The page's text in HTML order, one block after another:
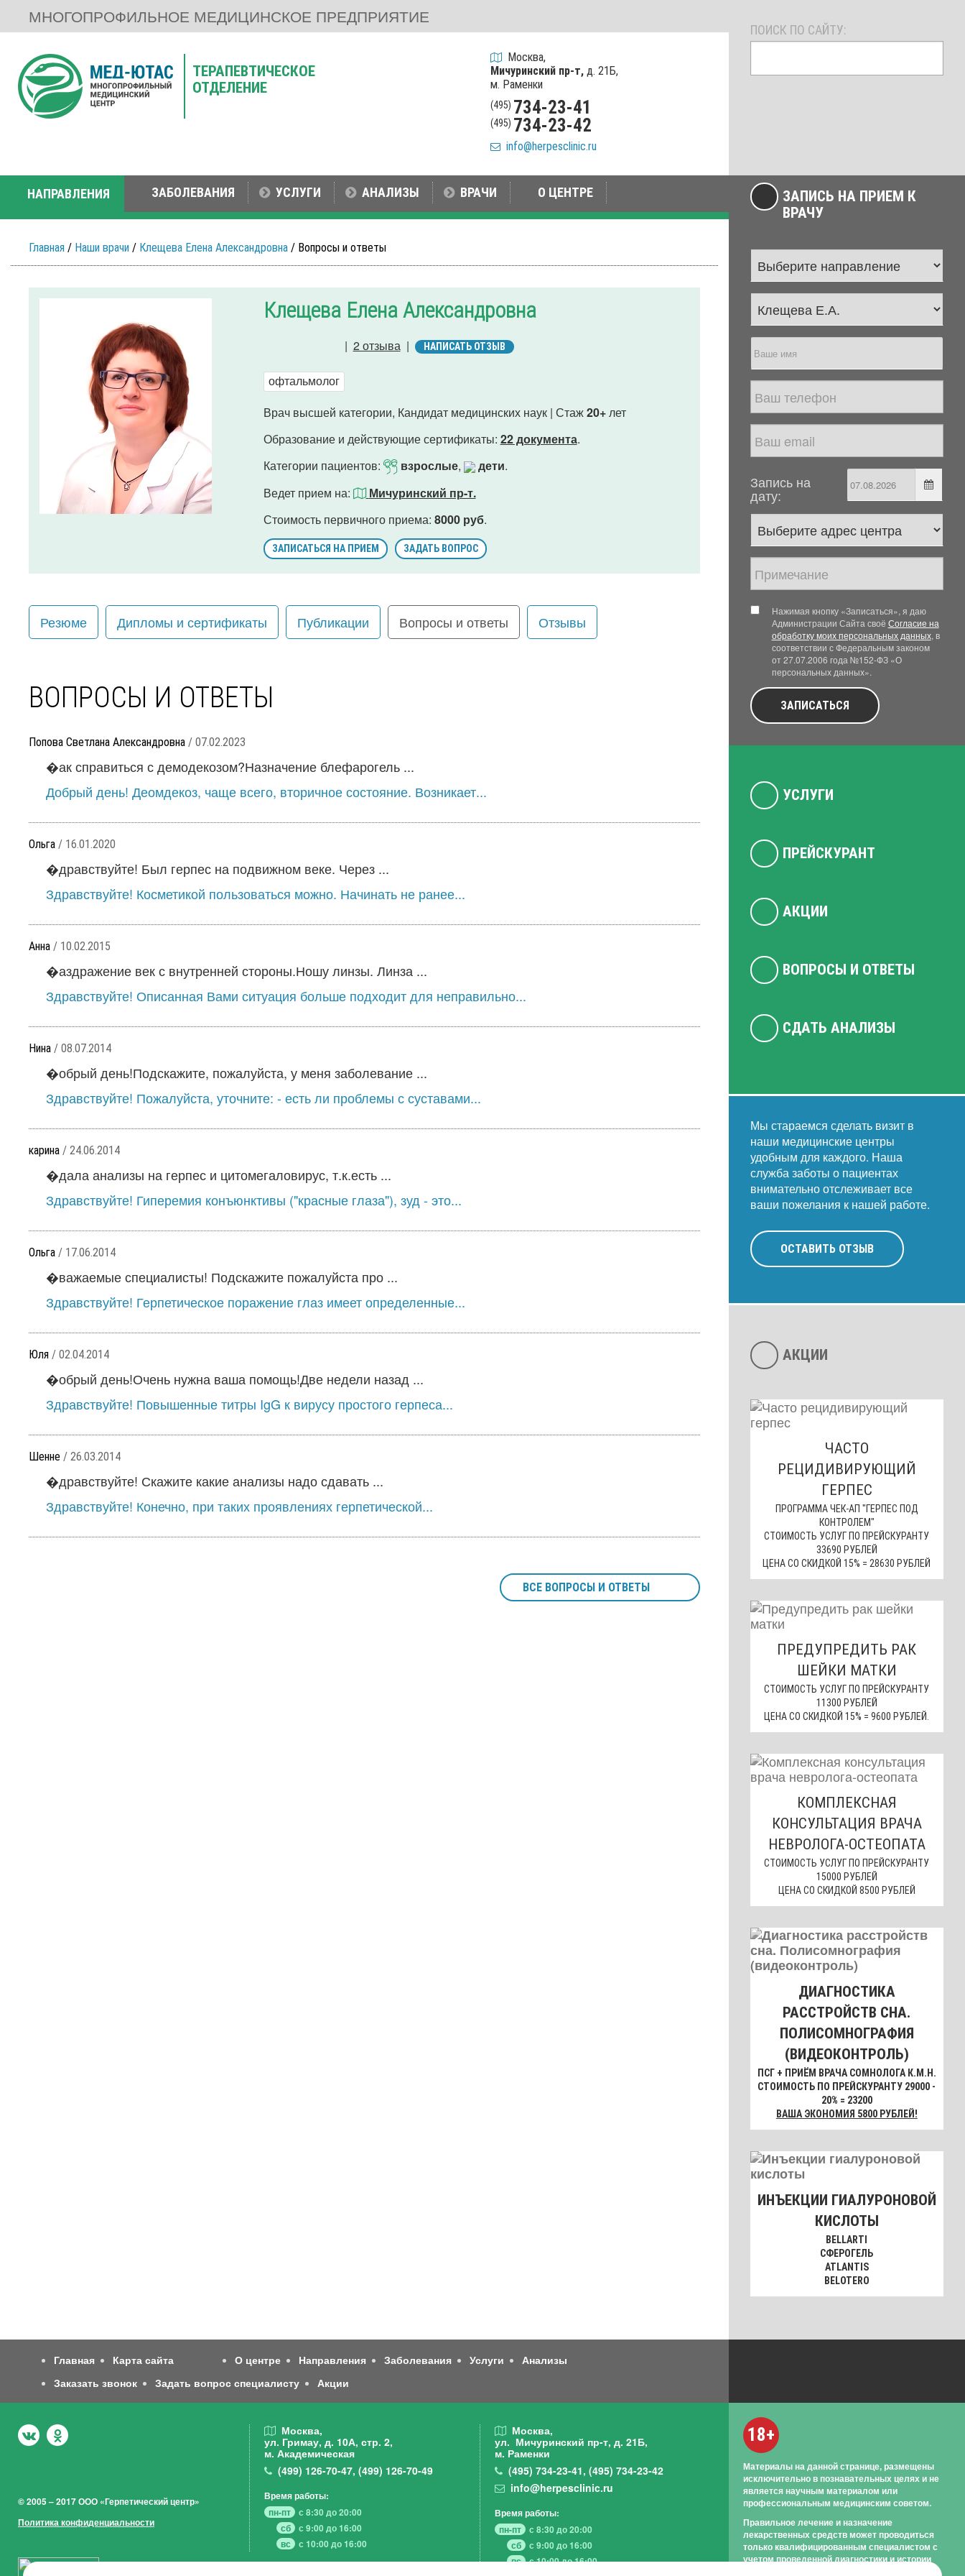
МНОГОПРОФИЛЬНОЕ МЕДИЦИНСКОЕ ПРЕДПРИЯТИЕ
ТЕРАПЕВТИЧЕСКОЕ
ОТДЕЛЕНИЕ
Москва,
Мичуринский пр-т, д. 21Б,
м. Раменки
(495) 734-23-41
(495) 734-23-42
info@herpesclinic.ru
ПОИСК ПО САЙТУ:
НАПРАВЛЕНИЯ ЗАБОЛЕВАНИЯ УСЛУГИ АНАЛИЗЫ ВРАЧИ О ЦЕНТРЕ
Главная / Наши врачи / Клещева Елена Александровна / Вопросы и ответы
Клещева Елена Александровна
| 2 отзыва| НАПИСАТЬ ОТЗЫВ
офтальмолог
Врач высшей категории, Кандидат медицинских наук | Стаж20+лет
Образование и действующие сертификаты: 22 документа.
Категории пациентов:
взрослые, дети.
Ведет прием на:
Мичуринский пр-т.
Стоимость первичного приема: 8000 руб.
ЗАПИСАТЬСЯ НА ПРИЕМ ЗАДАТЬ ВОПРОС
Резюме Дипломы и сертификаты Публикации Вопросы и ответы Отзывы
ВОПРОСЫ И ОТВЕТЫ
Попова Светлана Александровна / 07.02.2023
�ак справиться с демодекозом?Назначение блефарогель ...
Добрый день! Деомдекоз, чаще всего, вторичное состояние. Возникает...
Ольга / 16.01.2020
�дравствуйте! Был герпес на подвижном веке. Через ...
Здравствуйте! Косметикой пользоваться можно. Начинать не ранее...
Анна / 10.02.2015
�аздражение век с внутренней стороны.Ношу линзы. Линза ...
Здравствуйте! Описанная Вами ситуация больше подходит для неправильно...
Нина / 08.07.2014
�обрый день!Подскажите, пожалуйста, у меня заболевание ...
Здравствуйте! Пожалуйста, уточните: - есть ли проблемы с суставами...
карина / 24.06.2014
�дала анализы на герпес и цитомегаловирус, т.к.есть ...
Здравствуйте! Гиперемия конъюнктивы ("красные глаза"), зуд - это...
Ольга / 17.06.2014
�важаемые специалисты! Подскажите пожалуйста про ...
Здравствуйте! Герпетическое поражение глаз имеет определенные...
Юля / 02.04.2014
�обрый день!Очень нужна ваша помощь!Две недели назад ...
Здравствуйте! Повышенные титры IgG к вирусу простого герпеса...
Шенне / 26.03.2014
�дравствуйте! Скажите какие анализы надо сдавать ...
Здравствуйте! Конечно, при таких проявлениях герпетической...
ВСЕ ВОПРОСЫ И ОТВЕТЫ
ЗАПИСЬ НА ПРИЕМ К
ВРАЧУ
Запись на
дату:
Нажимая кнопку «Записаться», я даю
Администрации Сайта своё Согласие на
обработку моих персональных данных, в
соответствии с Федеральным законом
от 27.07.2006 года №152-ФЗ «О
персональных данных».
ЗАПИСАТЬСЯ
УСЛУГИ
ПРЕЙСКУРАНТ
АКЦИИ
ВОПРОСЫ И ОТВЕТЫ
СДАТЬ АНАЛИЗЫ
Мы стараемся сделать визит в
наши медицинские центры
удобным для каждого. Наша
служба заботы о пациентах
внимательно отслеживает все
ваши пожелания к нашей работе.
ОСТАВИТЬ ОТЗЫВ
АКЦИИ
ЧАСТО
РЕЦИДИВИРУЮЩИЙ
ГЕРПЕС
ПРОГРАММА ЧЕК-АП "ГЕРПЕС ПОД
КОНТРОЛЕМ"
СТОИМОСТЬ УСЛУГ ПО ПРЕЙСКУРАНТУ
33690 РУБЛЕЙ
ЦЕНА СО СКИДКОЙ 15% = 28630 РУБЛЕЙ
ПРЕДУПРЕДИТЬ РАК
ШЕЙКИ МАТКИ
СТОИМОСТЬ УСЛУГ ПО ПРЕЙСКУРАНТУ
11300 РУБЛЕЙ
ЦЕНА СО СКИДКОЙ 15% = 9600 РУБЛЕЙ.
КОМПЛЕКСНАЯ
КОНСУЛЬТАЦИЯ ВРАЧА
НЕВРОЛОГА-ОСТЕОПАТА
СТОИМОСТЬ УСЛУГ ПО ПРЕЙСКУРАНТУ
15000 РУБЛЕЙ
ЦЕНА СО СКИДКОЙ 8500 РУБЛЕЙ
ДИАГНОСТИКА
РАССТРОЙСТВ СНА.
ПОЛИСОМНОГРАФИЯ
(ВИДЕОКОНТРОЛЬ)
ПСГ + ПРИЁМ ВРАЧА СОМНОЛОГА К.М.Н.
СТОИМОСТЬ ПО ПРЕЙСКУРАНТУ 29000 -
20% = 23200
ВАША ЭКОНОМИЯ 5800 РУБЛЕЙ!
ИНЪЕКЦИИ ГИАЛУРОНОВОЙ
КИСЛОТЫ
BELLARTI
СФЕРОГЕЛЬ
ATLANTIS
BELOTERO
Главная Карта сайта О центре Направления Заболевания Услуги
Анализы
Заказать звонок
Задать вопрос специалисту Акции
© 2005 – 2017 ООО «Герпетический центр»
Политика конфиденциальности
Москва,
ул. Гримау, д. 10А, стр. 2,
м. Академическая
(499) 126-70-47, (499) 126-70-49
Время работы:
пн-пт
с 8:30 до 20:00
сб
с 9:00 до 16:00
вс
с 10:00 до 16:00
Москва,
ул. Мичуринский пр-т, д. 21Б,
м. Раменки
(495)734-23-41,(495)734-23-42
info@herpesclinic.ru
Время работы:
пн-пт
с 8:30 до 20:00
сб
с 9:00 до 16:00
вс
с 10:00 до 16:00
18+
Материалы на данной странице, размещены
исключительно в познавательных целях и не
является научным материалом или
профессиональным медицинским советом.
Правильное лечение и назначение
лекарственных средств может проводиться
только квалифицированным специалистом с
учетом проведенной диагностики и истории